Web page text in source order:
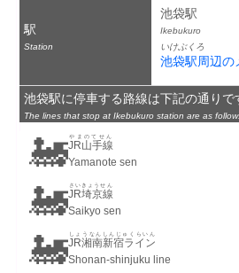
駅
Station
池袋駅
Ikebukuro
いけぶくろ
池袋駅周辺の
池袋駅に停車する路線は下記の通りで
The lines that stop at Ikebukuro station are as
🚂JR山手線
やまのてせん
Yamanote sen
🚂JR埼京線
さいきょうせん
Saikyo sen
🚂JR湘南新宿ライン
しょうなんしんじゅくらいん
Shonan-shinjuku line